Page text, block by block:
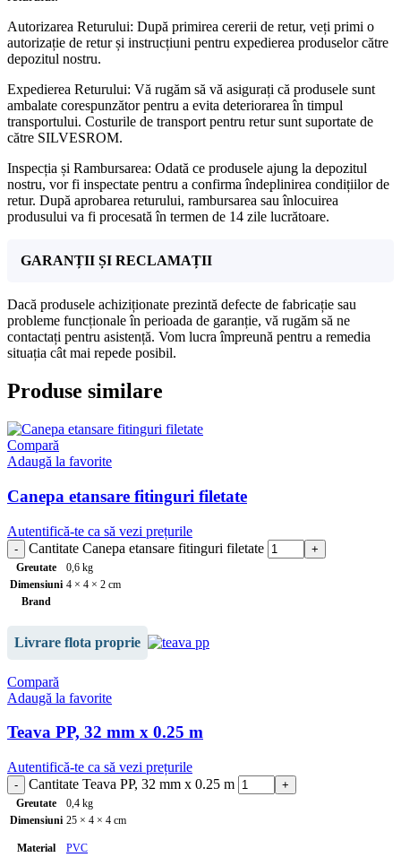
Autorizarea Returului: După primirea cererii de retur, veți primi o
autorizație de retur și instrucțiuni pentru expedierea produselor către
depozitul nostru.
Expedierea Returului: Vă rugăm să vă asigurați că produsele sunt
ambalate corespunzător pentru a evita deteriorarea în timpul
transportului. Costurile de transport pentru retur sunt suportate de
către SILVESROM.
Inspecția și Rambursarea: Odată ce produsele ajung la depozitul
nostru, vor fi inspectate pentru a confirma îndeplinirea condițiilor de
retur. După aprobarea returului, rambursarea sau înlocuirea
produsului va fi procesată în termen de 14 zile lucrătoare.
GARANȚII ȘI RECLAMAȚII
Dacă produsele achiziționate prezintă defecte de fabricație sau
probleme funcționale în perioada de garanție, vă rugăm să ne
contactați pentru asistență. Vom lucra împreună pentru a remedia
situația cât mai repede posibil.
Produse similare
Compară
Adaugă la favorite
Canepa etansare fitinguri filetate
Autentifică-te ca să vezi prețurile
Cantitate Canepa etansare fitinguri filetate
Greutate
0,6 kg
Dimensiuni 4 × 4 × 2 cm
Brand
Livrare flota proprie
Compară
Adaugă la favorite
Teava PP, 32 mm x 0.25 m
Autentifică-te ca să vezi prețurile
Cantitate Teava PP, 32 mm x 0.25 m
Greutate
0,4 kg
Dimensiuni 25 × 4 × 4 cm
Material PVC